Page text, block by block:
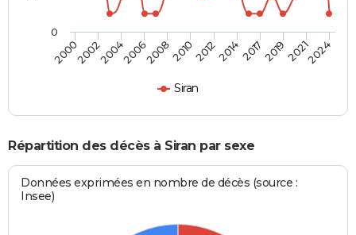
Siran
200020022004200620082010201220142017201920212024
0
Répartition des décès à Siran par sexe
Données exprimées en nombre de décès (source :
Insee)